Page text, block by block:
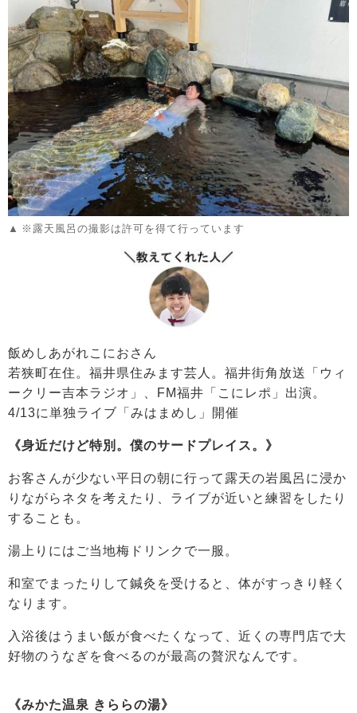
※露天風呂の撮影は許可を得て行っています
飯めしあがれこにおさん
若狭町在住。福井県住みます芸人。福井街角放送「ウィ
ークリー吉本ラジオ」、FM福井「こにレポ」出演。
4/13に単独ライブ「みはまめし」開催
《身近だけど特別。僕のサードプレイス。》
お客さんが少ない平日の朝に行って露天の岩風呂に浸か
りながらネタを考えたり、ライブが近いと練習をしたり
することも。
湯上りにはご当地梅ドリンクで一服。
和室でまったりして鍼灸を受けると、体がすっきり軽く
なります。
入浴後はうまい飯が食べたくなって、近くの専門店で大
好物のうなぎを食べるのが最高の贅沢なんです。
《みかた温泉 きららの湯》